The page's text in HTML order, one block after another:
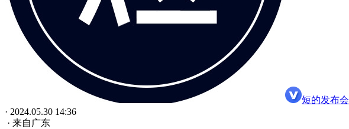
短的发布会
· 2024.05.30 14:36
· 来自广东